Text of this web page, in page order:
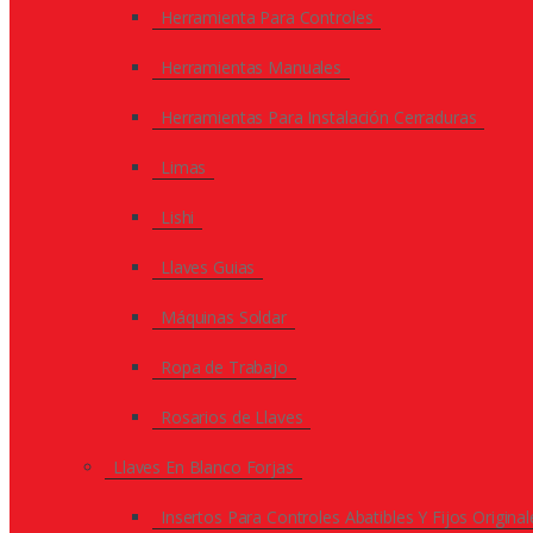
Herramienta Para Controles
Herramientas Manuales
Herramientas Para Instalación Cerraduras
Limas
Lishi
Llaves Guias
Máquinas Soldar
Ropa de Trabajo
Rosarios de Llaves
Llaves En Blanco Forjas
Insertos Para Controles Abatibles Y Fijos